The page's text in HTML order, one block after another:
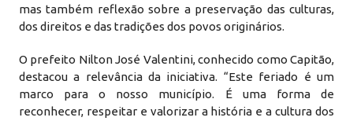
mas também reflexão sobre a preservação das culturas,
dos direitos e das tradições dos povos originários.
O prefeito Nilton José Valentini, conhecido como Capitão,
destacou a relevância da iniciativa. “Este feriado é um
marco para o nosso município. É uma forma de
reconhecer, respeitar e valorizar a história e a cultura dos